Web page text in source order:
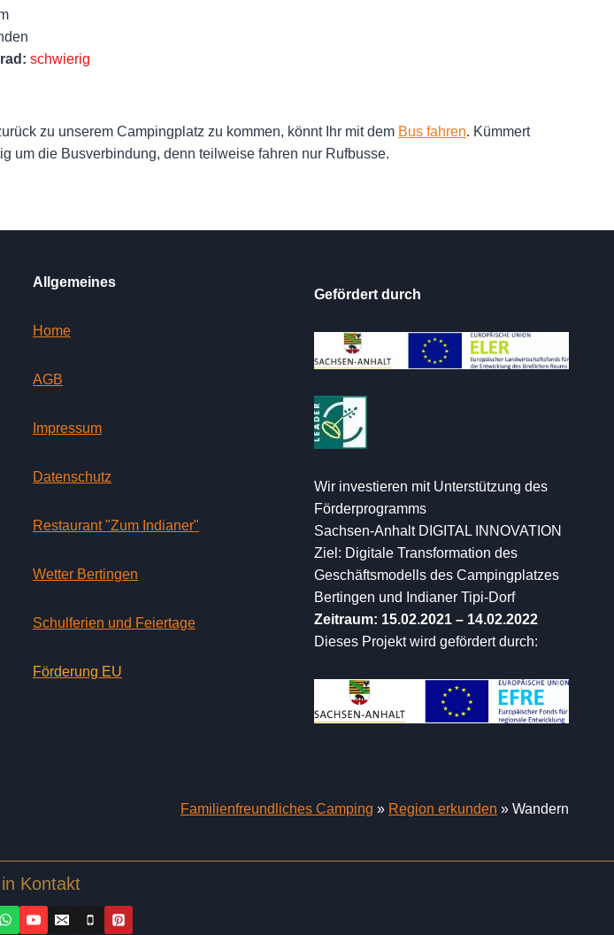
schwierig
zu unserem Campingplatz zu kommen, könnt Ihr mit dem Bus fahren. Kümmert
um die Busverbindung, denn teilweise fahren nur Rufbusse.
Allgemeines
Home
AGB
Impressum
Datenschutz
Restaurant "Zum Indianer"
Wetter Bertingen
Schulferien und Feiertage
Förderung EU
Gefördert durch
Wir investieren mit Unterstützung des
Förderprogramms
Sachsen-Anhalt DIGITAL INNOVATION
Ziel: Digitale Transformation des
Geschäftsmodells des Campingplatzes
Bertingen und Indianer Tipi-Dorf
Zeitraum: 15.02.2021 – 14.02.2022
Dieses Projekt wird gefördert durch:
Familienfreundliches Camping » Region erkunden » Wandern
Kontakt